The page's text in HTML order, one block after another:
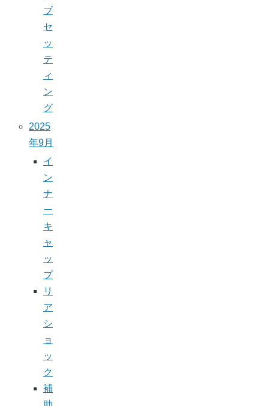
ブ
セ
ッ
テ
ィ
ン
グ
2025
年9月
イ
ン
ナ
ー
キ
ャ
ッ
プ
リ
ア
シ
ョ
ッ
ク
補